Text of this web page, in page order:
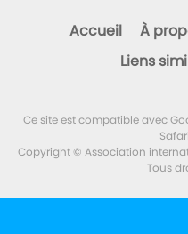
Any
Accueil À
Liens
Ce site est compatible avec
Copyright © Association
Tous